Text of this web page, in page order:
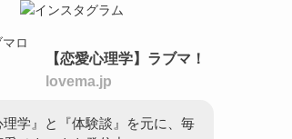
【恋愛心理学】ラブマ！
lovema.jp
理学』と『体験談』を元に、毎